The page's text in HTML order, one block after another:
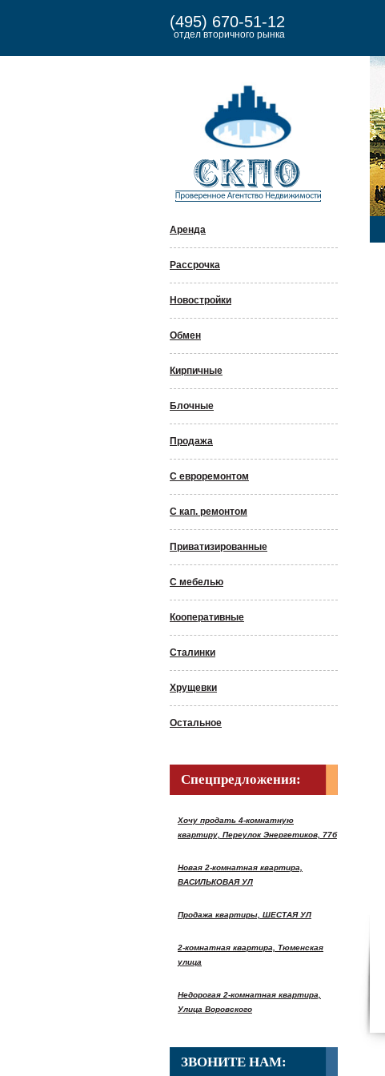
(495) 670-51-12
отдел вторичного рынка
Аренда
Рассрочка
Новостройки
Обмен
Кирпичные
Блочные
Продажа
С евроремонтом
С кап. ремонтом
Приватизированные
С мебелью
Кооперативные
Сталинки
Хрущевки
Остальное
Спецпредложения:
Хочу продать 4-комнатную
квартиру, Переулок Энергетиков, 77б
Новая 2-комнатная квартира,
ВАСИЛЬКОВАЯ УЛ
Продажа квартиры, ШЕСТАЯ УЛ
2-комнатная квартира, Тюменская
улица
Недорогая 2-комнатная квартира,
Улица Воровского
ЗВОНИТЕ НАМ: